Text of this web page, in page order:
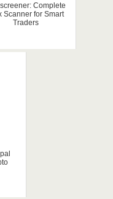
Complete
Scanner for Smart
Traders